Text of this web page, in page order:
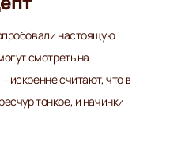
настоящую
смотреть на
искренне считают, что в
тонкое, и начинки